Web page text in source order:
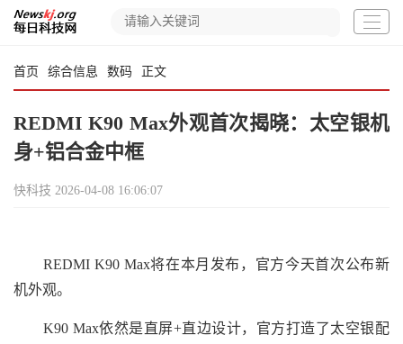
首页 综合信息 数码 正文
REDMI K90 Max外观首次揭晓：太空银机
身+铝合金中框
快科技 2026-04-08 16:06:07
REDMI K90 Max将在本月发布，官方今天首次公布新
机外观。
K90 Max依然是直屏+直边设计，官方打造了太空银配